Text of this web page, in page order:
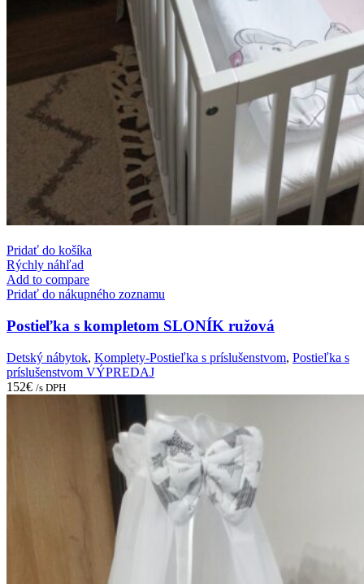
Pridať do košíka
Rýchly náhľad
Add to compare
Pridať do nákupného zoznamu
Postieľka s kompletom SLONÍK ružová
Detský nábytok, Komplety-Postieľka s príslušenstvom, Postieľka s
príslušenstvom VÝPREDAJ
152€ /s DPH